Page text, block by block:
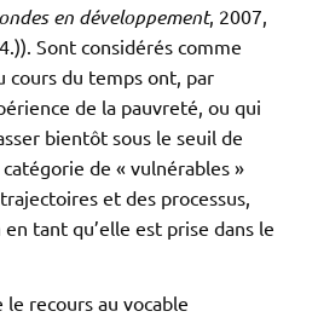
en développement, 2007,
Sont considérés comme
cours du temps ont, par
de la pauvreté, ou qui
bientôt sous le seuil de
de « vulnérables »
et des processus,
tant qu’elle est prise dans le
recours au vocable